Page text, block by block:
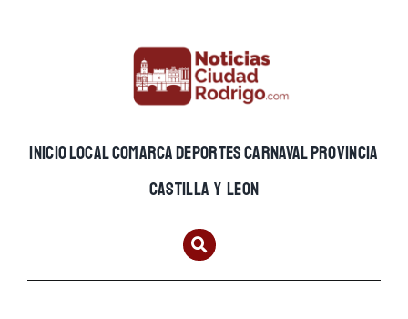
INICIOLOCALCOMARCADEPORTESCARNAVALPROVINCIA
CASTILLA Y LEON